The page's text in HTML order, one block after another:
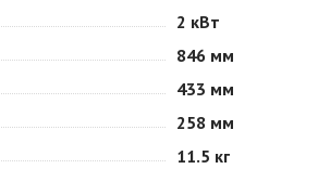
2 кВт
846 мм
433 мм
258 мм
11.5 кг